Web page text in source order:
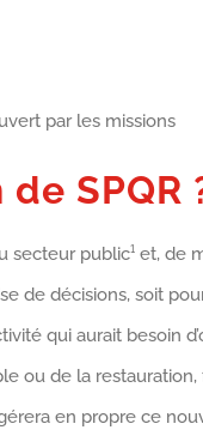
par les missions
SPQR
public¹ et, de
de décisions, soit
qui aurait besoin
ou de la
en propre ce